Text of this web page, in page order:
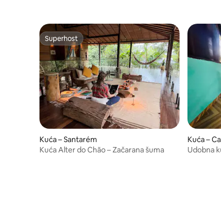
Superhost
Superhost
Kuća – Santarém
Kuća Alter do Chão – Začarana šuma
Kuća –
Udobna